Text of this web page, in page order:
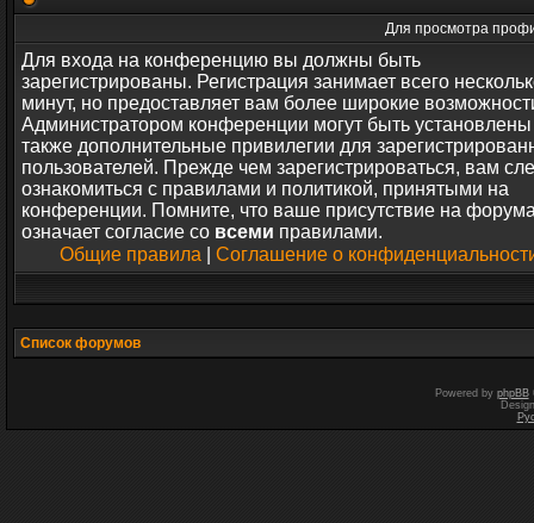
Для просмотра
Для входа на конференцию вы должны быть
зарегистрированы. Регистрация занимает всего
минут, но предоставляет вам более широкие
Администратором конференции могут быть установлены
также дополнительные привилегии для
пользователей. Прежде чем зарегистрироваться, вам
ознакомиться с правилами и политикой, принятыми на
конференции. Помните, что ваше присутствие на
означает согласие со всеми правилами.
Общие правила
Соглашение о
Список форумов
Powered by phpBB